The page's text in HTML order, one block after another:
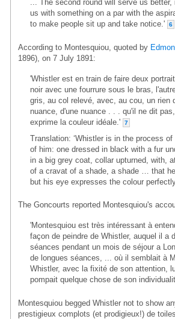
... The second round will serve us
us with something on a par with the
to make people sit up and take notice.'
6
According to Montesquiou, quoted by
1896), on 7 July 1891:
'Whistler est en train de faire deux
noir avec une fourrure sous le bras,
gris, au col relevé, avec, au cou, un rien
nuance, d'une nuance . . . qu'il ne dit
exprime la couleur idéale.'
7
Translation: ‘Whistler is in the process
of him: one dressed in black with a fur
in a big grey coat, collar upturned, with,
of a cravat of a shade, a shade … that
but his eye expresses the colour
The Goncourts reported Montesquiou's
'Montesquiou est très intéressant à
façon de peindre de Whistler, auquel il a
séances pendant un mois de séjour a
de longues séances, ... où il semblait à
Whistler, avec la fixité de son attention,
pompait quelque chose de son
Montesquiou begged Whistler not to show
prestigieux complots (et prodigieux!) de